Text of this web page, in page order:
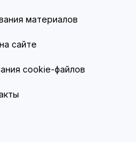
материалов
сайте
cookie-файлов